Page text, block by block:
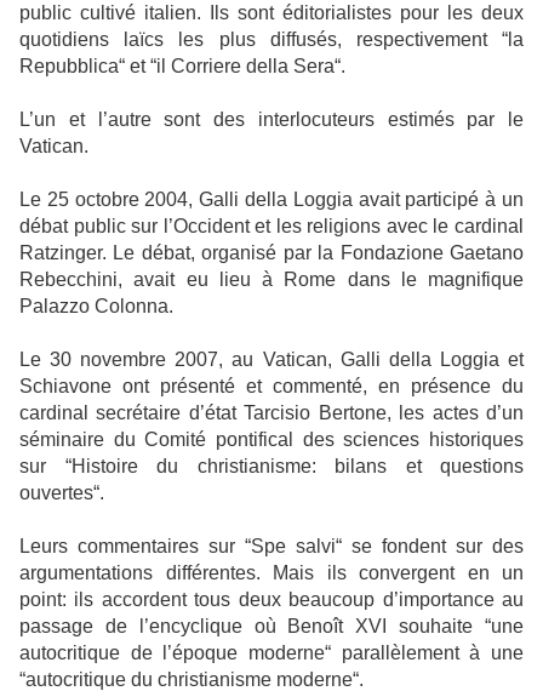
public cultivé italien. Ils sont éditorialistes pour les deux
quotidiens laïcs les plus diffusés, respectivement “la
Repubblica“ et “il Corriere della Sera“.
L’un et l’autre sont des interlocuteurs estimés par le
Vatican.
Le 25 octobre 2004, Galli della Loggia avait participé à un
débat public sur l’Occident et les religions avec le cardinal
Ratzinger. Le débat, organisé par la Fondazione Gaetano
Rebecchini, avait eu lieu à Rome dans le magnifique
Palazzo Colonna.
Le 30 novembre 2007, au Vatican, Galli della Loggia et
Schiavone ont présenté et commenté, en présence du
cardinal secrétaire d’état Tarcisio Bertone, les actes d’un
séminaire du Comité pontifical des sciences historiques
sur “Histoire du christianisme: bilans et questions
ouvertes“.
Leurs commentaires sur “Spe salvi“ se fondent sur des
argumentations différentes. Mais ils convergent en un
point: ils accordent tous deux beaucoup d’importance au
passage de l’encyclique où Benoît XVI souhaite “une
autocritique de l’époque moderne“ parallèlement à une
“autocritique du christianisme moderne“.